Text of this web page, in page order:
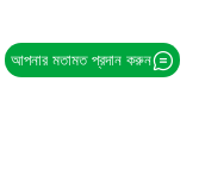
আপনার মতামত প্রদান করুন